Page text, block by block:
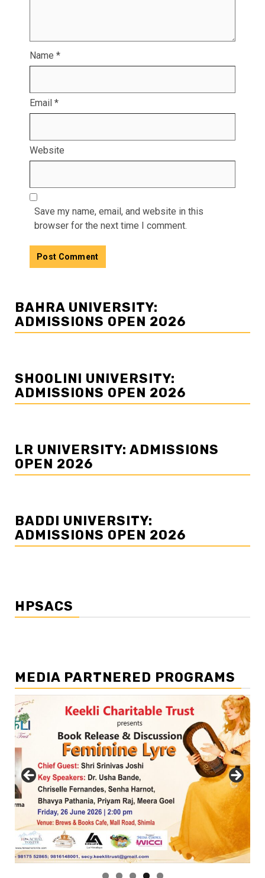
Name *
Email *
Website
Save my name, email, and website in this
browser for the next time I comment.
BAHRA UNIVERSITY:
ADMISSIONS OPEN 2026
SHOOLINI UNIVERSITY:
ADMISSIONS OPEN 2026
LR UNIVERSITY: ADMISSIONS
OPEN 2026
BADDI UNIVERSITY:
ADMISSIONS OPEN 2026
HPSACS
MEDIA PARTNERED PROGRAMS